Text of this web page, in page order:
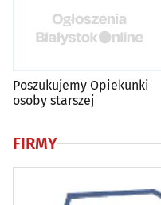
Poszukujemy Opiekunki
osoby starszej
FIRMY